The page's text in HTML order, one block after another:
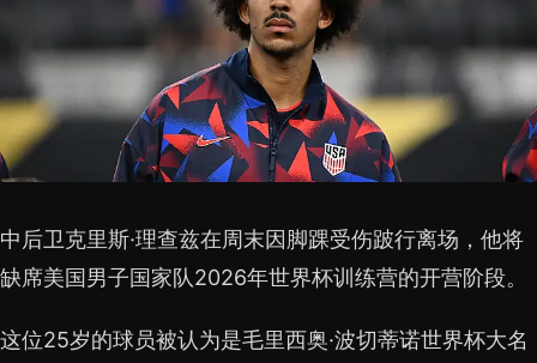
中后卫克里斯·理查兹在周末因脚踝受伤跛行离场，他将
缺席美国男子国家队2026年世界杯训练营的开营阶段。
这位25岁的球员被认为是毛里西奥·波切蒂诺世界杯大名